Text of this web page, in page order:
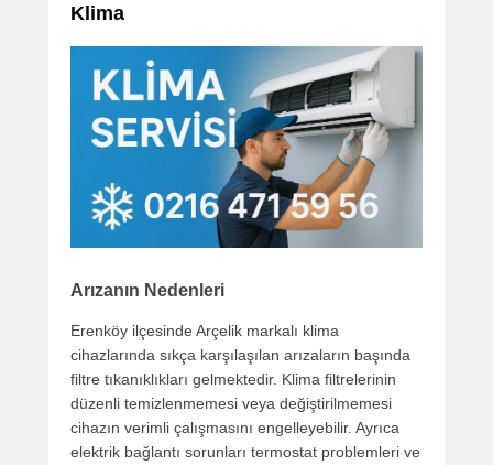
Klima
Arızanın Nedenleri
Erenköy ilçesinde Arçelik markalı klima
cihazlarında sıkça karşılaşılan arızaların başında
filtre tıkanıklıkları gelmektedir. Klima filtrelerinin
düzenli temizlenmemesi veya değiştirilmemesi
cihazın verimli çalışmasını engelleyebilir. Ayrıca
elektrik bağlantı sorunları termostat problemleri ve